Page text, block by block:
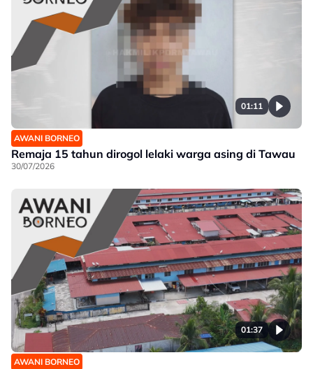
01:11
AWANI BORNEO
Remaja 15 tahun dirogol lelaki warga asing di Tawau
30/07/2026
01:37
AWANI BORNEO